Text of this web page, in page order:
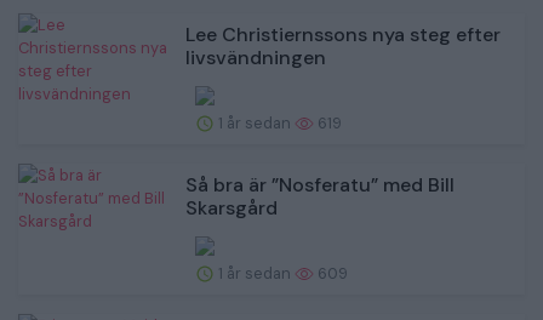
Lee Christiernssons nya steg efter
livsvändningen
1 år sedan 619
Så bra är ”Nosferatu” med Bill
Skarsgård
1 år sedan 609